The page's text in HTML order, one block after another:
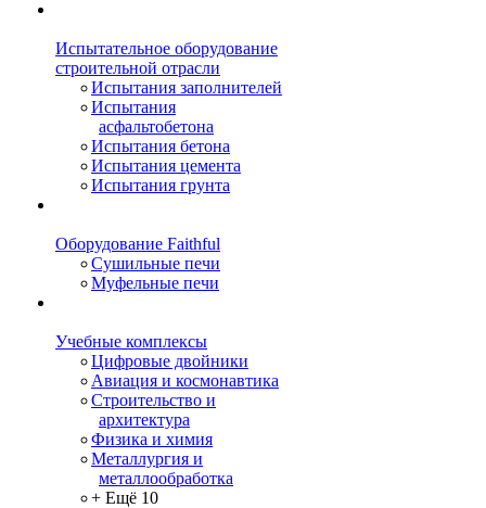
Испытательное оборудование
строительной отрасли
Испытания заполнителей
Испытания
асфальтобетона
Испытания бетона
Испытания цемента
Испытания грунта
Оборудование Faithful
Сушильные печи
Муфельные печи
Учебные комплексы
Цифровые двойники
Авиация и космонавтика
Строительство и
архитектура
Физика и химия
Металлургия и
металлообработка
+ Ещё 10